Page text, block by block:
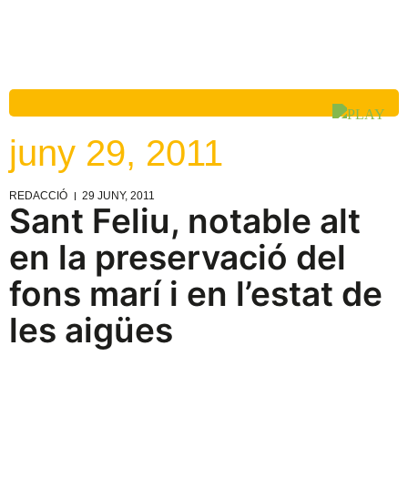
juny 29, 2011
REDACCIÓ 29 JUNY, 2011
Sant Feliu, notable alt
en la preservació del
fons marí i en l’estat de
les aigües